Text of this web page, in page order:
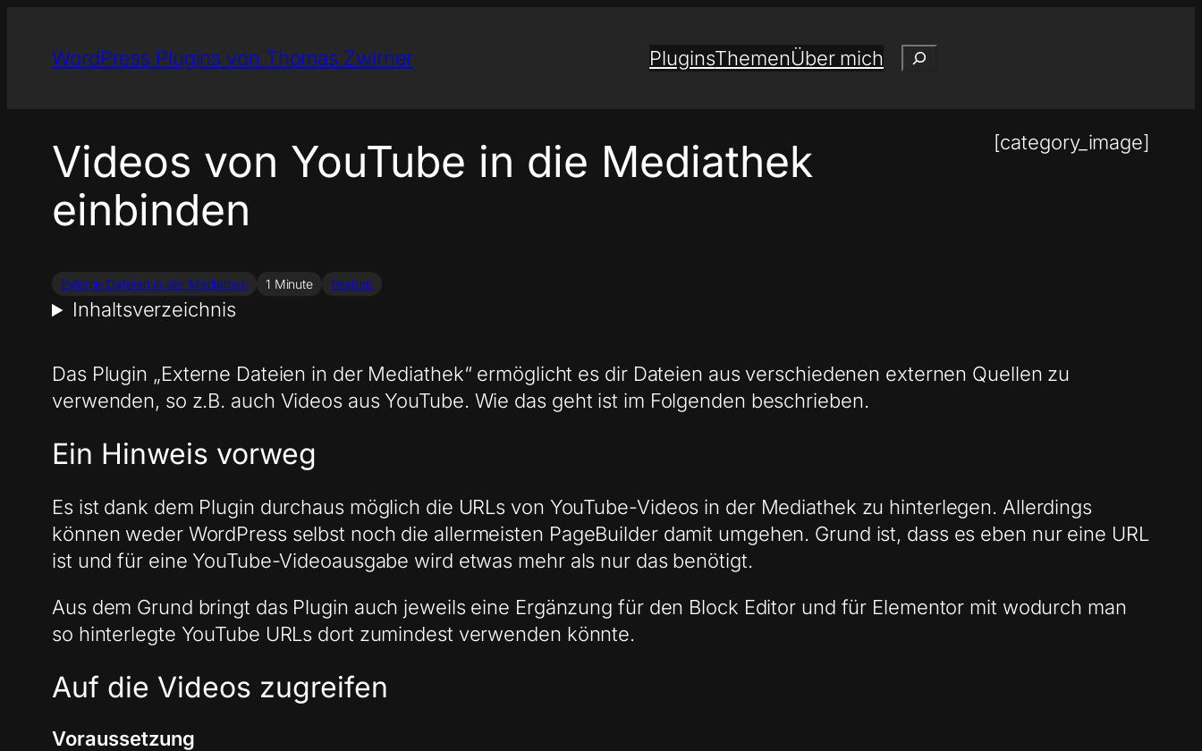
Inhalt
springen
WordPress Plugins von Thomas Zwirner PluginsThemenÜber mich Suchen
Videos von YouTube in die Mediathek
einbinden
Externe Dateien in der Mediathek 1 Minute Feature
[category_image]
Inhaltsverzeichnis
Das Plugin „Externe Dateien in der Mediathek“ ermöglicht es dir Dateien aus verschiedenen externen Quellen zu
verwenden, so z.B. auch Videos aus YouTube. Wie das geht ist im Folgenden beschrieben.
Ein Hinweis vorweg
Es ist dank dem Plugin durchaus möglich die URLs von YouTube-Videos in der Mediathek zu hinterlegen. Allerdings
können weder WordPress selbst noch die allermeisten PageBuilder damit umgehen. Grund ist, dass es eben nur eine URL
ist und für eine YouTube-Videoausgabe wird etwas mehr als nur das benötigt.
Aus dem Grund bringt das Plugin auch jeweils eine Ergänzung für den Block Editor und für Elementor mit wodurch man
so hinterlegte YouTube URLs dort zumindest verwenden könnte.
Auf die Videos zugreifen
Voraussetzung